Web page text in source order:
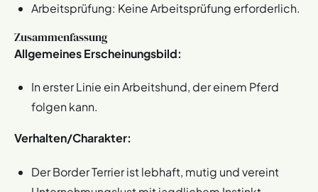
Arbeitsprüfung: Keine Arbeitsprüfung erforderlich​​.
Zusammenfassung
Allgemeines Erscheinungsbild:
In erster Linie ein Arbeitshund, der einem Pferd
folgen kann.
Verhalten/Charakter:
Der Border Terrier ist lebhaft, mutig und vereint